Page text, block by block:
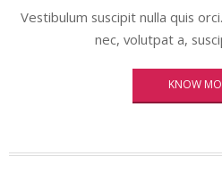
Vestibulum suscipit nulla quis
nec, volutpat a,
KNOW